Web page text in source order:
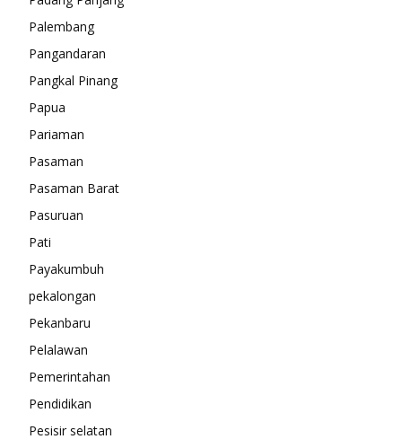
Palembang
Pangandaran
Pangkal Pinang
Papua
Pariaman
Pasaman
Pasaman Barat
Pasuruan
Pati
Payakumbuh
pekalongan
Pekanbaru
Pelalawan
Pemerintahan
Pendidikan
Pesisir selatan